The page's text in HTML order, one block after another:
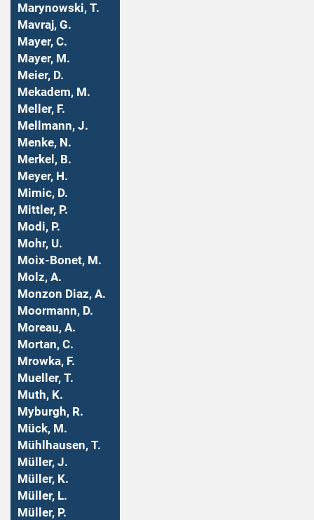
Marynowski, T.
Mavraj, G.
Mayer, C.
Mayer, M.
Meier, D.
Mekadem, M.
Meller, F.
Mellmann, J.
Menke, N.
Merkel, B.
Meyer, H.
Mimic, D.
Mittler, P.
Modi, P.
Mohr, U.
Moix-Bonet, M.
Molz, A.
Monzon Diaz, A.
Moormann, D.
Moreau, A.
Mortan, C.
Mrowka, F.
Mueller, T.
Muth, K.
Myburgh, R.
Mück, M.
Mühlhausen, T.
Müller, J.
Müller, K.
Müller, L.
Müller, P.